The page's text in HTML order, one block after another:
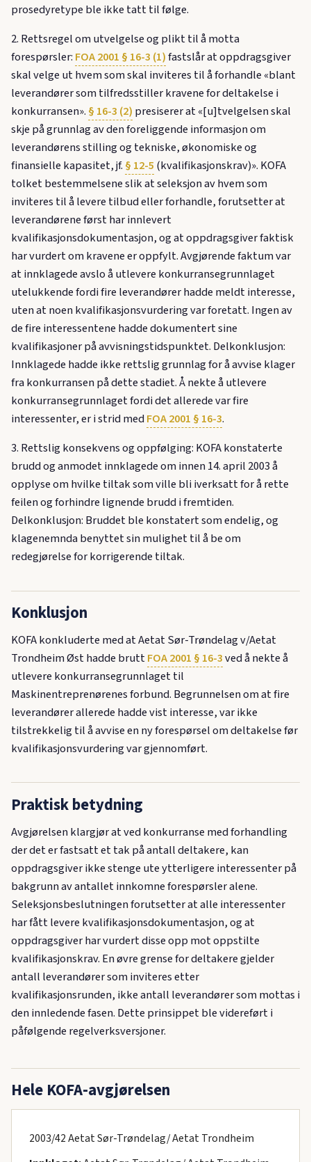
prosedyretype ble ikke tatt til følge.
2. Rettsregel om utvelgelse og plikt til å motta
forespørsler: FOA 2001 § 16-3 (1)fastslår at oppdragsgiver
skal velge ut hvem som skal inviteres til å forhandle «blant
leverandører som tilfredsstiller kravene for deltakelse i
konkurransen». § 16-3 (2) presiserer at «[u]tvelgelsen skal
skje på grunnlag av den foreliggende informasjon om
leverandørens stilling og tekniske, økonomiske og
finansielle kapasitet, jf. § 12-5 (kvalifikasjonskrav)». KOFA
tolket bestemmelsene slik at seleksjon av hvem som
inviteres til å levere tilbud eller forhandle, forutsetter at
leverandørene først har innlevert
kvalifikasjonsdokumentasjon, og at oppdragsgiver faktisk
har vurdert om kravene er oppfylt. Avgjørende faktum var
at innklagede avslo å utlevere konkurransegrunnlaget
utelukkende fordi fire leverandører hadde meldt interesse,
uten at noen kvalifikasjonsvurdering var foretatt. Ingen av
de fire interessentene hadde dokumentert sine
kvalifikasjoner på avvisningstidspunktet. Delkonklusjon:
Innklagede hadde ikke rettslig grunnlag for å avvise klager
fra konkurransen på dette stadiet. Å nekte å utlevere
konkurransegrunnlaget fordi det allerede var fire
interessenter, er i strid medFOA 2001 § 16-3.
3. Rettslig konsekvens og oppfølging: KOFA konstaterte
brudd og anmodet innklagede om innen 14. april 2003 å
opplyse om hvilke tiltak som ville bli iverksatt for å rette
feilen og forhindre lignende brudd i fremtiden.
Delkonklusjon: Bruddet ble konstatert som endelig, og
klagenemnda benyttet sin mulighet til å be om
redegjørelse for korrigerende tiltak.
Konklusjon
KOFA konkluderte med at Aetat Sør-Trøndelag v/Aetat
Trondheim Øst hadde bruttFOA 2001 § 16-3ved å nekte å
utlevere konkurransegrunnlaget til
Maskinentreprenørenes forbund. Begrunnelsen om at fire
leverandører allerede hadde vist interesse, var ikke
tilstrekkelig til å avvise en ny forespørsel om deltakelse før
kvalifikasjonsvurdering var gjennomført.
Praktisk betydning
Avgjørelsen klargjør at ved konkurranse med forhandling
der det er fastsatt et tak på antall deltakere, kan
oppdragsgiver ikke stenge ute ytterligere interessenter på
bakgrunn av antallet innkomne forespørsler alene.
Seleksjonsbeslutningen forutsetter at alle interessenter
har fått levere kvalifikasjonsdokumentasjon, og at
oppdragsgiver har vurdert disse opp mot oppstilte
kvalifikasjonskrav. En øvre grense for deltakere gjelder
antall leverandører som inviteres etter
kvalifikasjonsrunden, ikke antall leverandører som mottas i
den innledende fasen. Dette prinsippet ble videreført i
påfølgende regelverksversjoner.
Hele KOFA-avgjørelsen
2003/42 Aetat Sør-Trøndelag/ Aetat Trondheim